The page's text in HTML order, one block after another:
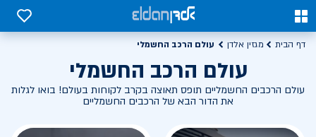
0
0
דף הבית מגזין אלדן עולם הרכב החשמלי
עולם הרכב החשמלי
עולם הרכבים החשמליים תופס תאוצה בקרב לקוחות בעולם! בואו לגלות
את הדור הבא של הרכבים החשמליים